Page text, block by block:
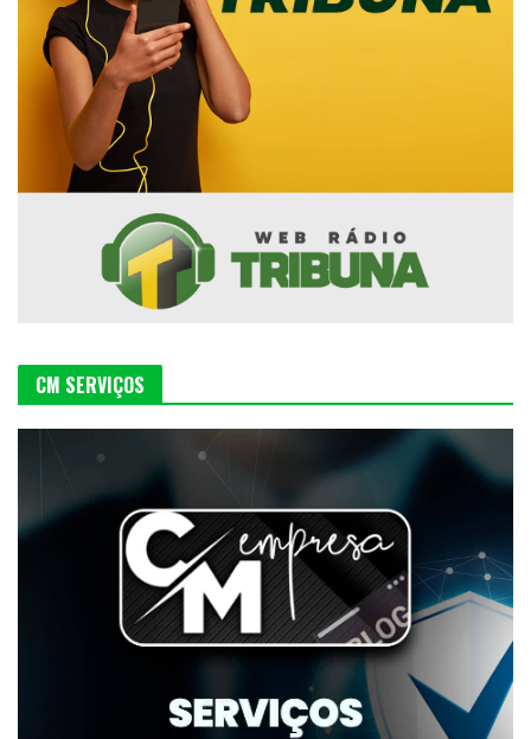
CM SERVIÇOS